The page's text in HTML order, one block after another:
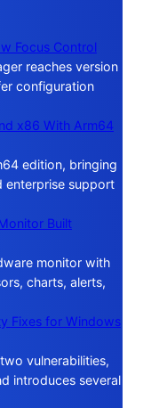
Focus Control
reaches version
configuration
x86 With Arm64
edition, bringing
enterprise support
Built
monitor with
charts, alerts,
Fixes for Windows
vulnerabilities,
introduces several